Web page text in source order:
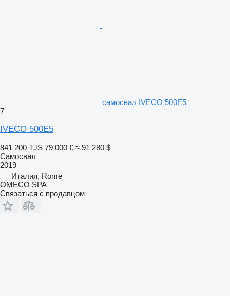
самосвал IVECO 500E5
7
IVECO 500E5
841 200 TJS 79 000 € ≈ 91 280 $
Самосвал
2019
Италия, Rome
OMECO SPA
Связаться с продавцом